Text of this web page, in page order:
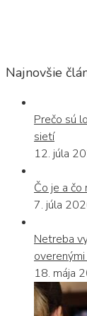
Najnovšie
Prečo sú
sietí
12. júla
Čo je a čo
7. júla
Netreba
18. mája